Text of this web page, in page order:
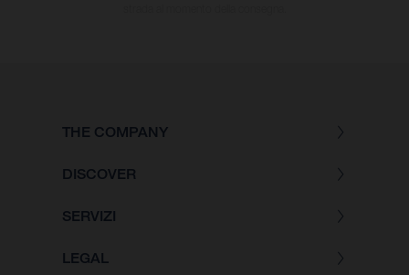
THE COMPANY
DISCOVER
SERVIZI
LEGAL